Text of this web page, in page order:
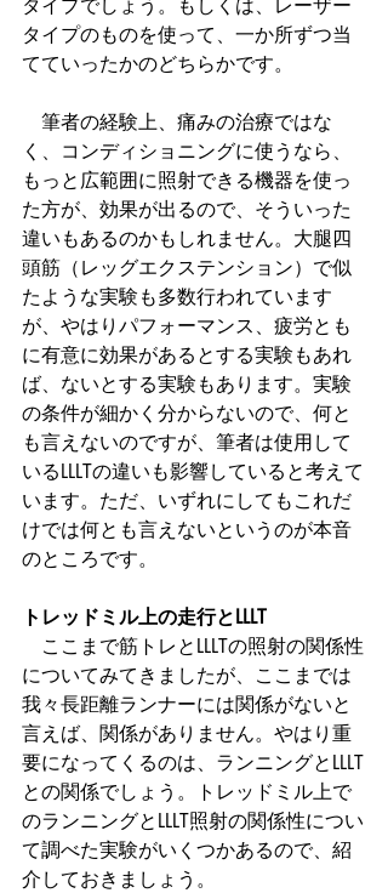
タイプでしょう。もしくは、レーザー
タイプのものを使って、一か所ずつ当
てていったかのどちらかです。
筆者の経験上、痛みの治療ではな
く、コンディショニングに使うなら、
もっと広範囲に照射できる機器を使っ
た方が、効果が出るので、そういった
違いもあるのかもしれません。大腿四
頭筋（レッグエクステンション）で似
たような実験も多数行われています
が、やはりパフォーマンス、疲労とも
に有意に効果があるとする実験もあれ
ば、ないとする実験もあります。実験
の条件が細かく分からないので、何と
も言えないのですが、筆者は使用して
いるLLLTの違いも影響していると考えて
います。ただ、いずれにしてもこれだ
けでは何とも言えないというのが本音
のところです。
トレッドミル上の走行とLLLT
ここまで筋トレとLLLTの照射の関係性
についてみてきましたが、ここまでは
我々長距離ランナーには関係がないと
言えば、関係がありません。やはり重
要になってくるのは、ランニングとLLLT
との関係でしょう。トレッドミル上で
のランニングとLLLT照射の関係性につい
て調べた実験がいくつかあるので、紹
介しておきましょう。